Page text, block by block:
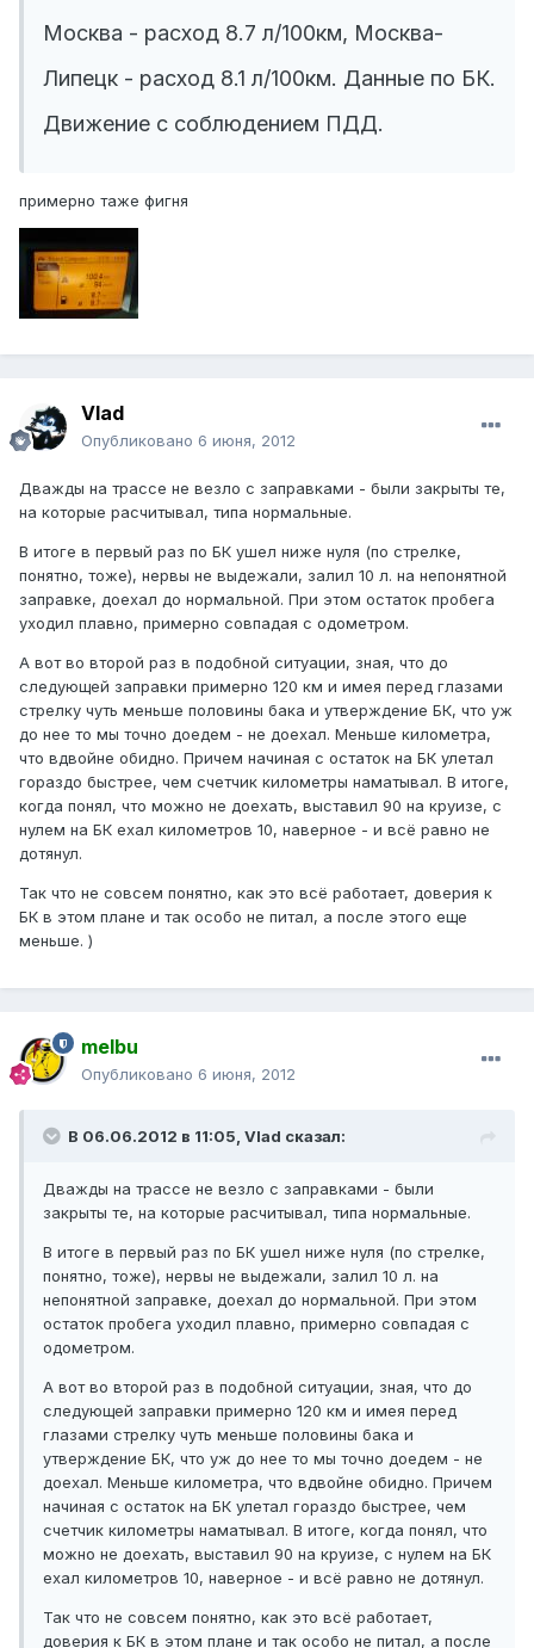
Москва - расход 8.7 л/100км, Москва-
Липецк - расход 8.1 л/100км. Данные по БК.
Движение с соблюдением ПДД.
примерно таже фигня
Vlad
Опубликовано 6 июня, 2012
Дважды на трассе не везло с заправками - были закрыты те,
на которые расчитывал, типа нормальные.
В итоге в первый раз по БК ушел ниже нуля (по стрелке,
понятно, тоже), нервы не выдежали, залил 10 л. на непонятной
заправке, доехал до нормальной. При этом остаток пробега
уходил плавно, примерно совпадая с одометром.
А вот во второй раз в подобной ситуации, зная, что до
следующей заправки примерно 120 км и имея перед глазами
стрелку чуть меньше половины бака и утверждение БК, что уж
до нее то мы точно доедем - не доехал. Меньше километра,
что вдвойне обидно. Причем начиная с остаток на БК улетал
гораздо быстрее, чем счетчик километры наматывал. В итоге,
когда понял, что можно не доехать, выставил 90 на круизе, с
нулем на БК ехал километров 10, наверное - и всё равно не
дотянул.
Так что не совсем понятно, как это всё работает, доверия к
БК в этом плане и так особо не питал, а после этого еще
меньше. )
melbu
Опубликовано 6 июня, 2012
В 06.06.2012 в 11:05, Vlad сказал:
Дважды на трассе не везло с заправками - были
закрыты те, на которые расчитывал, типа нормальные.
В итоге в первый раз по БК ушел ниже нуля (по стрелке,
понятно, тоже), нервы не выдежали, залил 10 л. на
непонятной заправке, доехал до нормальной. При этом
остаток пробега уходил плавно, примерно совпадая с
одометром.
А вот во второй раз в подобной ситуации, зная, что до
следующей заправки примерно 120 км и имея перед
глазами стрелку чуть меньше половины бака и
утверждение БК, что уж до нее то мы точно доедем - не
доехал. Меньше километра, что вдвойне обидно. Причем
начиная с остаток на БК улетал гораздо быстрее, чем
счетчик километры наматывал. В итоге, когда понял, что
можно не доехать, выставил 90 на круизе, с нулем на БК
ехал километров 10, наверное - и всё равно не дотянул.
Так что не совсем понятно, как это всё работает,
доверия к БК в этом плане и так особо не питал, а после